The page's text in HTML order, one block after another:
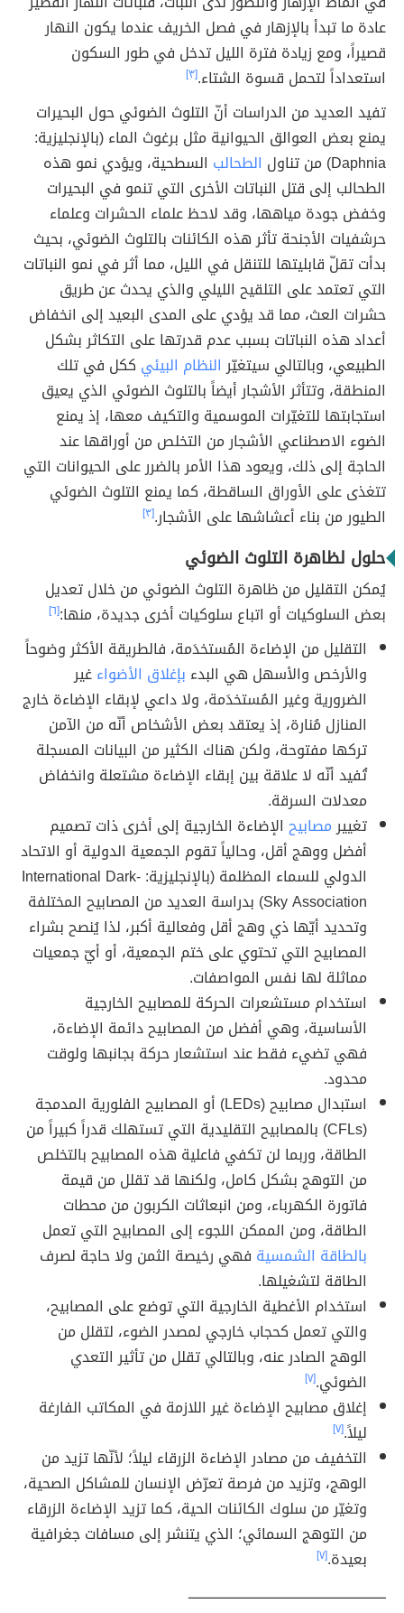
عادة ما تبدأ بالإزهار في فصل الخريف عندما يكون النهار
قصيراً، ومع زيادة فترة الليل تدخل في طور السكون
استعداداً لتحمل قسوة الشتاء.[٣]
تفيد العديد من الدراسات أنّ التلوث الضوئي حول البحيرات
يمنع بعض العوالق الحيوانية مثل برغوث الماء (بالإنجليزية:
Daphnia) من تناول
الطحالب السطحية، ويؤدي نمو هذه
الطحالب إلى قتل النباتات الأخرى التي تنمو في البحيرات
وخفض جودة مياهها، وقد لاحظ علماء الحشرات وعلماء
حرشفيات الأجنحة تأثر هذه الكائنات بالتلوث الضوئي، بحيث
بدأت تقلّ قابليتها للتنقل في الليل، مما أثر في نمو النباتات
التي تعتمد على التلقيح الليلي والذي يحدث عن طريق
حشرات العث، مما قد يؤدي على المدى البعيد إلى انخفاض
أعداد هذه النباتات بسبب عدم قدرتها على التكاثر بشكل
الطبيعي، وبالتالي سيتغيّرالنظام البيئي ككل في تلك
المنطقة، وتتأثر الأشجار أيضاً بالتلوث الضوئي الذي يعيق
استجابتها للتغيّرات الموسمية والتكيف معها، إذ يمنع
الضوء الاصطناعي الأشجار من التخلص من أوراقها عند
الحاجة إلى ذلك، ويعود هذا الأمر بالضرر على الحيوانات التي
تتغذى على الأوراق الساقطة، كما يمنع التلوث الضوئي
الطيور من بناء أعشاشها على الأشجار.[٣]
حلول لظاهرة التلوث الضوئي
يُمكن التقليل من ظاهرة التلوث الضوئي من خلال تعديل
بعض السلوكيات أو اتباع سلوكيات أخرى جديدة، منها:[٦]
التقليل من الإضاءة المُستخدَمة، فالطريقة الأكثر وضوحاً
والأرخص والأسهل هي البدء بإغلاق الأضواءغير
الضرورية وغير المُستخدَمة، ولا داعي لإبقاء الإضاءة خارج
المنازل مُنارة، إذ يعتقد بعض الأشخاص أنّه من الآمن
تركها مفتوحة، ولكن هناك الكثير من البيانات المسجلة
تُفيد أنّه لا علاقة بين إبقاء الإضاءة مشتعلة وانخفاض
معدلات السرقة.
تغييرمصابيحالإضاءة الخارجية إلى أخرى ذات تصميم
أفضل ووهج أقل، وحالياً تقوم الجمعية الدولية أو الاتحاد
الدولي للسماء المظلمة (بالإنجليزية: International Dark-
Sky Association) بدراسة العديد من المصابيح المختلفة
وتحديد أيّها ذي وهج أقل وفعالية أكبر، لذا يُنصح بشراء
المصابيح التي تحتوي على ختم الجمعية، أو أيّ جمعيات
مماثلة لها نفس المواصفات.
استخدام مستشعرات الحركة للمصابيح الخارجية
الأساسية، وهي أفضل من المصابيح دائمة الإضاءة،
فهي تضيء فقط عند استشعار حركة بجانبها ولوقت
محدود.
استبدال مصابيح (LEDs) أو المصابيح الفلورية المدمجة
(CFLs) بالمصابيح التقليدية التي تستهلك قدراً كبيراً من
الطاقة، وربما لن تكفي فاعلية هذه المصابيح بالتخلص
من التوهج بشكل كامل، ولكنها قد تقلل من قيمة
فاتورة الكهرباء، ومن انبعاثات الكربون من محطات
الطاقة، ومن الممكن اللجوء إلى المصابيح التي تعمل
بالطاقة الشمسية فهي رخيصة الثمن ولا حاجة لصرف
الطاقة لتشغيلها.
استخدام الأغطية الخارجية التي توضع على المصابيح،
والتي تعمل كحجاب خارجي لمصدر الضوء، لتقلل من
الوهج الصادر عنه، وبالتالي تقلل من تأثير التعدي
الضوئي.[٧]
إغلاق مصابيح الإضاءة غير اللازمة في المكاتب الفارغة
ليلاً.[٧]
التخفيف من مصادر الإضاءة الزرقاء ليلاً؛ لأنّها تزيد من
الوهج، وتزيد من فرصة تعرّض الإنسان للمشاكل الصحية،
وتغيّر من سلوك الكائنات الحية، كما تزيد الإضاءة الزرقاء
من التوهج السمائي؛ الذي يتنشر إلى مسافات جغرافية
بعيدة.[٧]
ـــــــــــــــــــــــــــــــــــــــــــــــــــــــــــــــــــــــــ